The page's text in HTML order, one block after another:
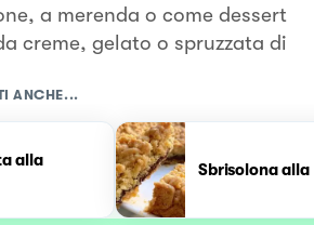
a merenda o come dessert
creme, gelato o spruzzata di
ANCHE...
alla
Sbrisolona